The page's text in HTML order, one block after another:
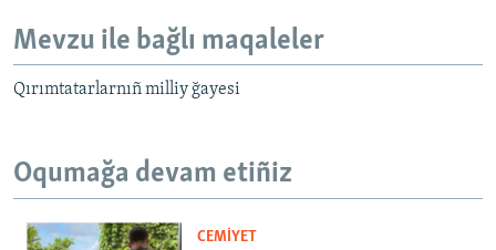
Mevzu ile bağlı maqaleler
Qırımtatarlarnıñ milliy ğayesi
Oqumağa devam etiñiz
CEMİYET